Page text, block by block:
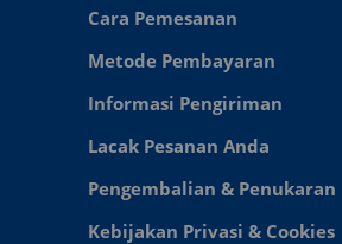
Cara Pemesanan
Metode Pembayaran
Informasi Pengiriman
Lacak Pesanan Anda
Pengembalian & Penukaran
Kebijakan Privasi & Cookies